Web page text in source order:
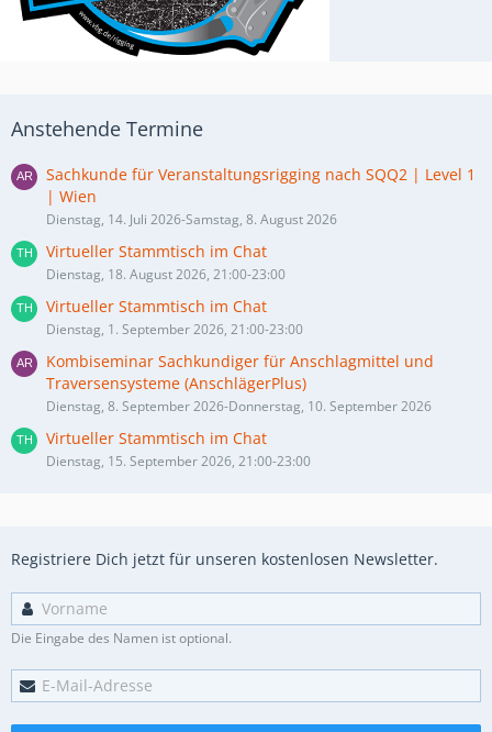
Anstehende Termine
Sachkunde für Veranstaltungsrigging nach SQQ2 | Level 1
| Wien
Dienstag, 14. Juli 2026-Samstag, 8. August 2026
Virtueller Stammtisch im Chat
Dienstag, 18. August 2026, 21:00-23:00
Virtueller Stammtisch im Chat
Dienstag, 1. September 2026, 21:00-23:00
Kombiseminar Sachkundiger für Anschlagmittel und
Traversensysteme (AnschlägerPlus)
Dienstag, 8. September 2026-Donnerstag, 10. September 2026
Virtueller Stammtisch im Chat
Dienstag, 15. September 2026, 21:00-23:00
Registriere Dich jetzt für unseren kostenlosen Newsletter.
Die Eingabe des Namen ist optional.